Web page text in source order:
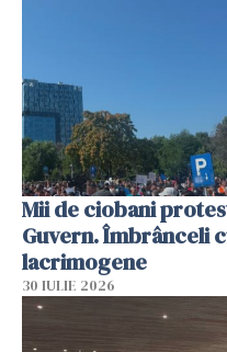
Mii de ciobani
Guvern. Îmbrânceli
lacrimogene
30 IULIE 2026